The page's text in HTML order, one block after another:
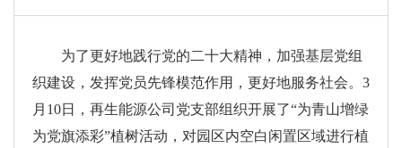
为了更好地践行党的二十大精神，加强基层党组
织建设，发挥党员先锋模范作用，更好地服务社会。3
月10日，再生能源公司党支部组织开展了“为青山增绿
为党旗添彩”植树活动，对园区内空白闲置区域进行植